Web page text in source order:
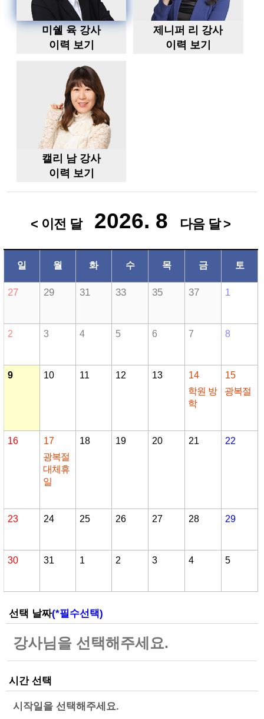
미쉘 육 강사
이력 보기
제니퍼 리 강사
이력 보기
캘리 남 강사
이력 보기
선택 날짜(*필수선택)
시간 선택
시작일을 선택해주세요.